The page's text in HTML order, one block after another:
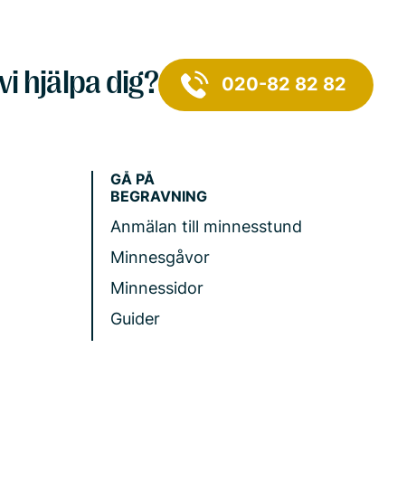
hjälpa dig? 020-82 82 82
GÅ PÅ
BEGRAVNING
Anmälan till minnesstund
Minnesgåvor
Minnessidor
Guider